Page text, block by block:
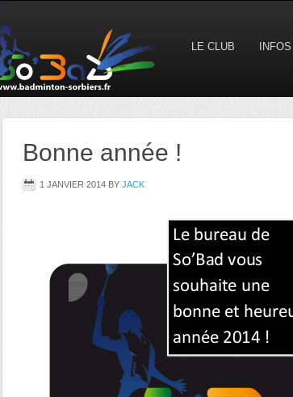
LE CLUB
Bonne année !
1 JANVIER 2014 BY JACK